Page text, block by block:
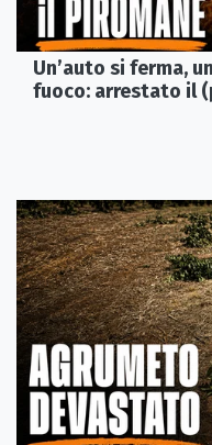
Un’auto si ferma,
fuoco: arrestato il